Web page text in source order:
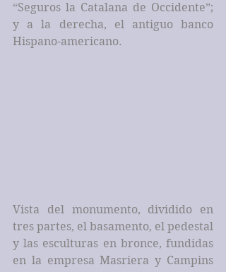
“Seguros la Catalana de Occidente”;
y a la derecha, el antiguo banco
Hispano-americano.
Vista del monumento, dividido en
tres partes, el basamento, el pedestal
y las esculturas en bronce, fundidas
en la empresa Masriera y Campins